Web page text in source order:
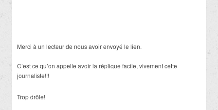
Merci à un lecteur de nous avoir envoyé le lien.
C’est ce qu’on appelle avoir la réplique facile, vivement cette
journaliste!!!
Trop drôle!